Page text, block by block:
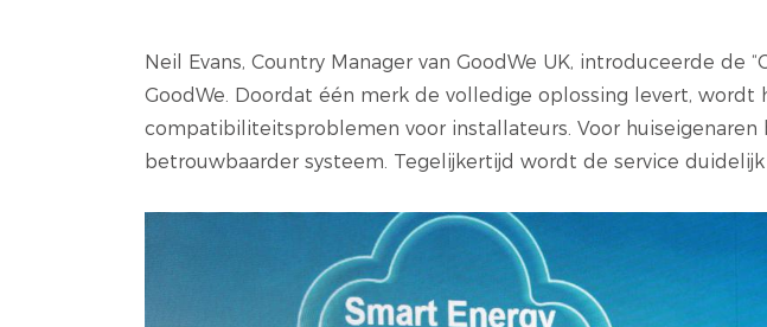
Neil Evans, Country Manager van GoodWe UK, introduceerde de
GoodWe. Doordat één merk de volledige oplossing levert,
compatibiliteitsproblemen voor installateurs. Voor
betrouwbaarder systeem. Tegelijkertijd wordt de service